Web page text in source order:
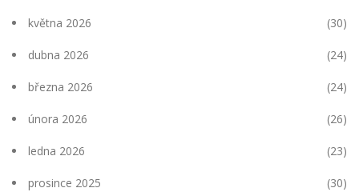
května 2026 (30)
dubna 2026 (24)
března 2026 (24)
února 2026 (26)
ledna 2026 (23)
prosince 2025 (30)